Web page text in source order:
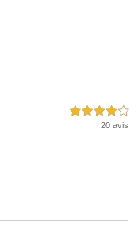
4,0 étoiles sur 5
20 avis